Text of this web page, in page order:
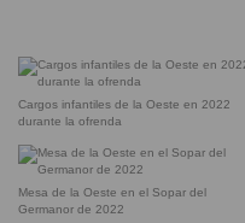
Cargos infantiles de la Oeste en 2022
durante la ofrenda
Mesa de la Oeste en el Sopar del
Germanor de 2022